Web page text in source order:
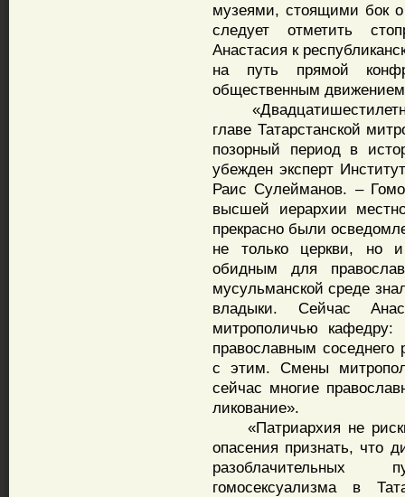
музеями, стоящими бок
следует отметить
Анастасия к
на путь прямой
общественным
главе Татарстанской
позорный период в
убежден эксперт
Раис Сулейманов. –
высшей иерархии
прекрасно были
не только церкви, но
обидным для
мусульманской среде
владыки. Сейчас
митрополичью кафедру:
православным соседнего
с этим. Смены
сейчас многие
ликование».
«Патриархия не
опасения признать, что
разоблачительных
гомосексуализма в